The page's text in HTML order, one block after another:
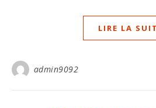
LIRE LA
admin9092